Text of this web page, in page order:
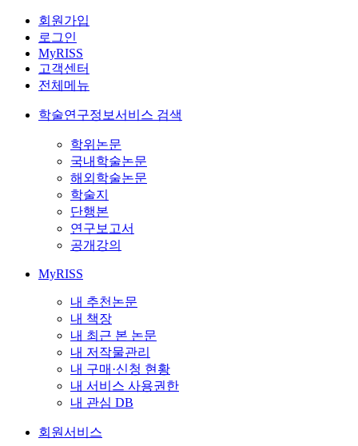
회원가입
로그인
MyRISS
고객센터
전체메뉴
학술연구정보서비스 검색
학위논문
국내학술논문
해외학술논문
학술지
단행본
연구보고서
공개강의
MyRISS
내 추천논문
내 책장
내 최근 본 논문
내 저작물관리
내 구매·신청 현황
내 서비스 사용권한
내 관심 DB
회원서비스